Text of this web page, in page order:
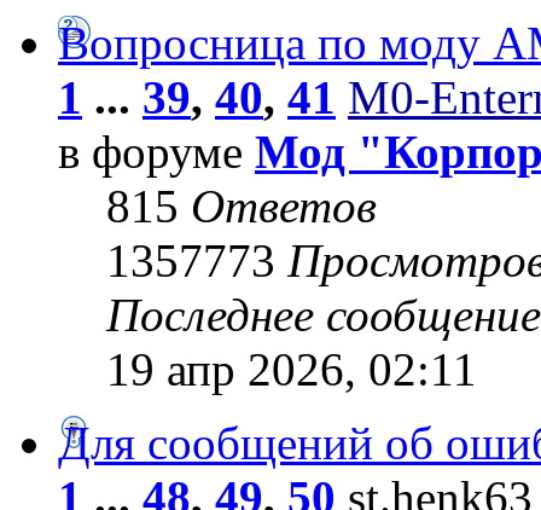
Вопросница по моду
1 ... 39, 40, 41 M0-
в форуме Мод
815 Ответов
1357773
Последнее
19 апр 2026, 02:11
Для сообщений об
1 ... 48, 49, 50 st.henk63